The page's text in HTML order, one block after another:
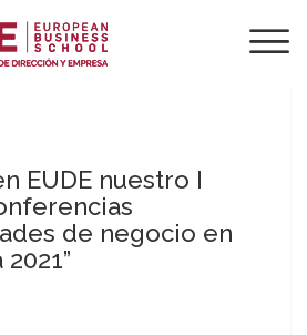
EUDE nuestro I
de negocio en